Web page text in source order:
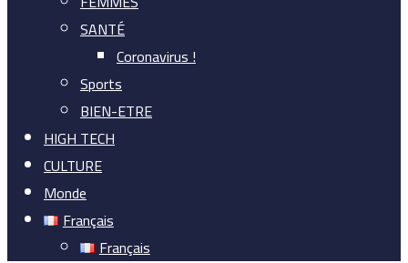
SANTÉ
Coronavirus !
Sports
BIEN-ETRE
HIGH TECH
CULTURE
Monde
Français
Français